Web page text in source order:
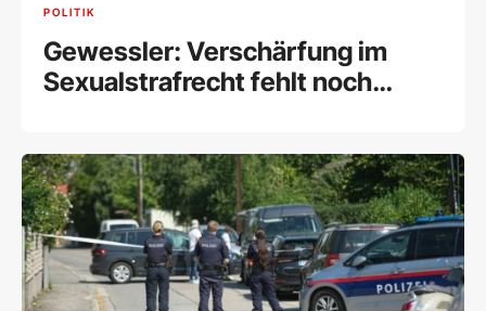
POLITIK
Gewessler: Verschärfung im
Sexualstrafrecht fehlt noch